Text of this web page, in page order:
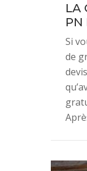
LA
PN
Si
de